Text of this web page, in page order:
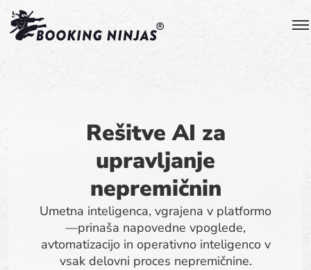
Rešitve AI za
upravljanje
nepremičnin
Umetna inteligenca, vgrajena v platformo
—prinaša napovedne vpoglede,
avtomatizacijo in operativno inteligenco v
vsak delovni proces nepremičnine.